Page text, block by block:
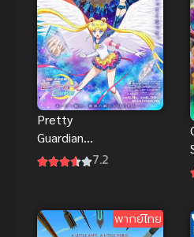
Pretty
Guardian
Sailor Moon
ไทย สนุกสุด
มันส์
7.2
พากย์ไทย